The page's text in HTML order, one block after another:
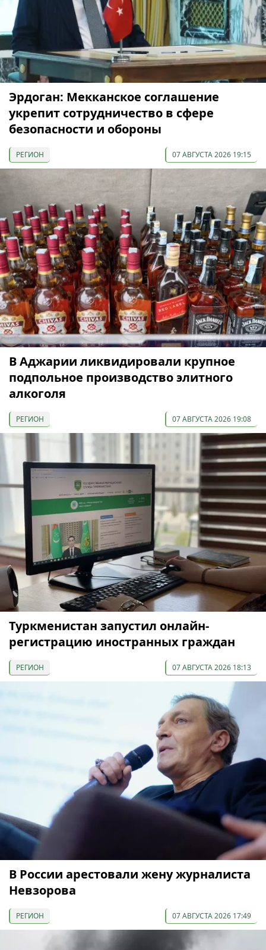
Эрдоган: Мекканское соглашение
укрепит сотрудничество в сфере
безопасности и обороны
РЕГИОН 07 АВГУСТА 2026 19:15
В Аджарии ликвидировали крупное
подпольное производство элитного
алкоголя
РЕГИОН 07 АВГУСТА 2026 19:08
Туркменистан запустил онлайн-
регистрацию иностранных граждан
РЕГИОН 07 АВГУСТА 2026 18:13
В России арестовали жену журналиста
Невзорова
РЕГИОН 07 АВГУСТА 2026 17:49